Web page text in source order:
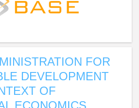
FOR
DEVELOPMENT
OF